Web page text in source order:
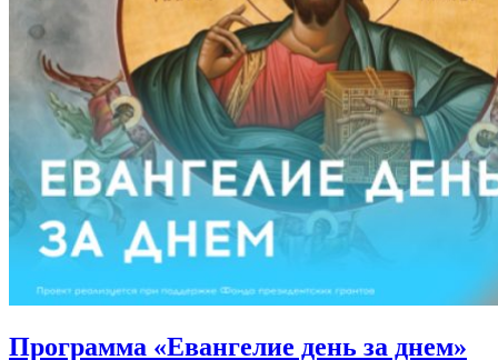
Программа «Евангелие день за днем»